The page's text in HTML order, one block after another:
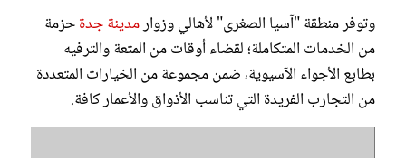
وتوفر منطقة "آسيا الصغرى" لأهالي وزوارمدينة جدةحزمة
من الخدمات المتكاملة؛ لقضاء أوقات من المتعة والترفيه
بطابع الأجواء الآسيوية، ضمن مجموعة من الخيارات المتعددة
من التجارب الفريدة التي تناسب الأذواق والأعمار كافة.